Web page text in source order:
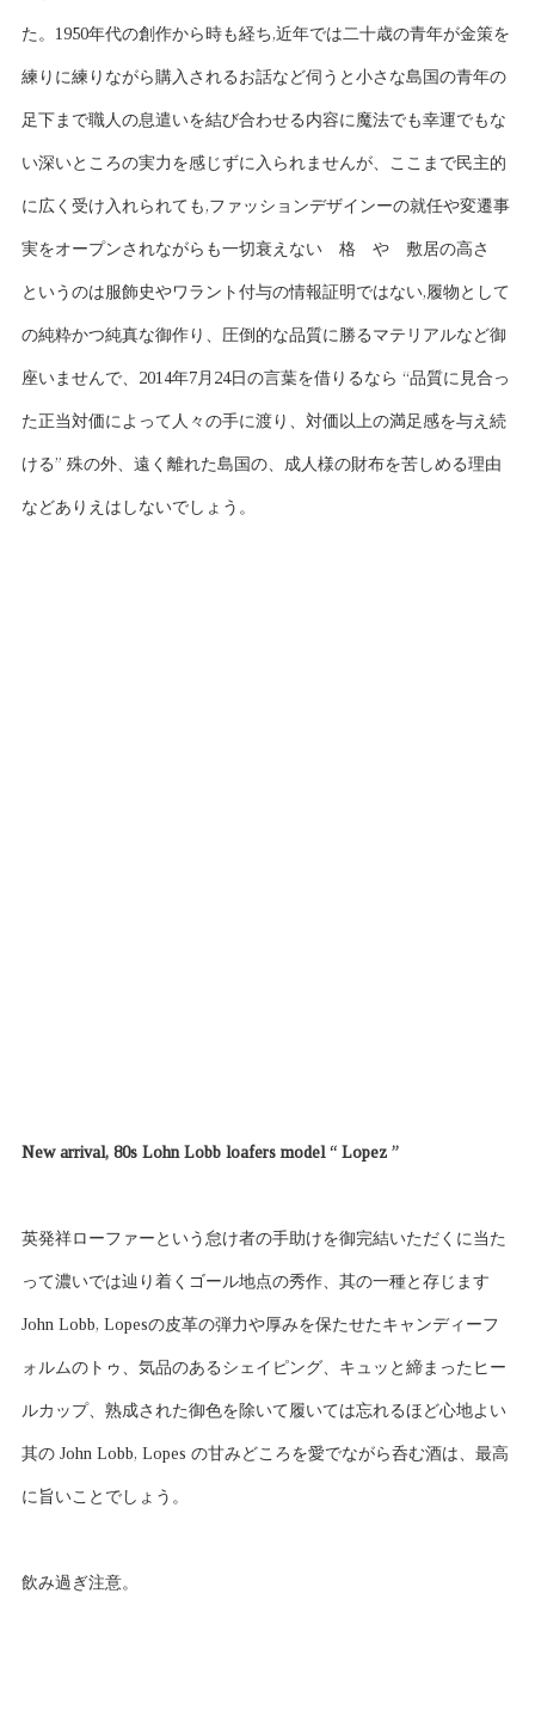
た。1950年代の創作から時も経ち,近年では二十歳の青年が金策を
練りに練りながら購入されるお話など伺うと小さな島国の青年の
足下まで職人の息遣いを結び合わせる内容に魔法でも幸運でもな
い深いところの実力を感じずに入られませんが、ここまで民主的
に広く受け入れられても,ファッションデザインーの就任や変遷事
実をオープンされながらも一切衰えない 格 や 敷居の高さ
というのは服飾史やワラント付与の情報証明ではない,履物として
の純粋かつ純真な御作り、圧倒的な品質に勝るマテリアルなど御
座いませんで、2014年7月24日の言葉を借りるなら “品質に見合っ
た正当対価によって人々の手に渡り、対価以上の満足感を与え続
ける” 殊の外、遠く離れた島国の、成人様の財布を苦しめる理由
などありえはしないでしょう。
New arrival, 80s Lohn Lobb loafers model “ Lopez ”
英発祥ローファーという怠け者の手助けを御完結いただくに当た
って濃いでは辿り着くゴール地点の秀作、其の一種と存じます
John Lobb, Lopesの皮革の弾力や厚みを保たせたキャンディーフ
ォルムのトゥ、気品のあるシェイピング、キュッと締まったヒー
ルカップ、熟成された御色を除いて履いては忘れるほど心地よい
其の John Lobb, Lopes の甘みどころを愛でながら呑む酒は、最高
に旨いことでしょう。
飲み過ぎ注意。